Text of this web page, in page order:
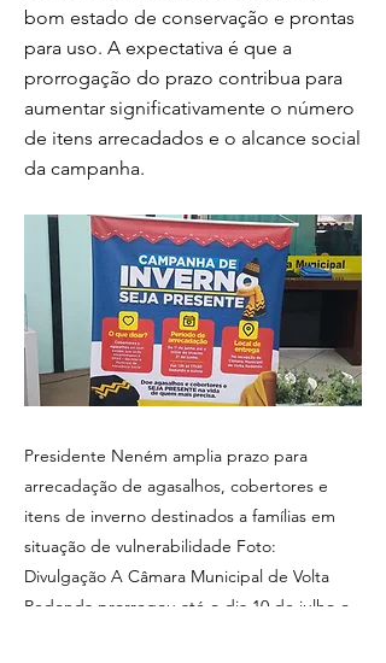
bom estado de conservação e prontas
para uso. A expectativa é que a
prorrogação do prazo contribua para
aumentar significativamente o número
de itens arrecadados e o alcance social
da campanha.
Presidente Neném amplia prazo para
arrecadação de agasalhos, cobertores e
itens de inverno destinados a famílias em
situação de vulnerabilidade Foto:
Divulgação A Câmara Municipal de Volta
Redonda prorrogou até o dia 10 de julho o